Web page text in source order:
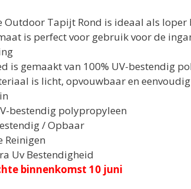
Outdoor Tapijt Rond is ideaal als
is perfect voor gebruik voor de
is gemaakt van 100% UV-bestendig
is licht, opvouwbaar en
bestendig polypropyleen
/ Opbaar
Reinigen
Uv Bestendigheid
binnenkomst 10 juni